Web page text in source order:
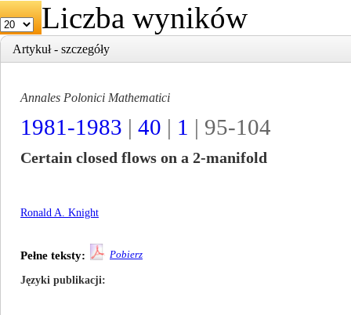
Liczba wyników
Artykuł - szczegóły
Annales Polonici Mathematici
1981-1983 | 40 | 1 | 95-104
Certain closed flows on a 2-manifold
Ronald A. Knight
Pełne teksty: Pobierz
Języki publikacji